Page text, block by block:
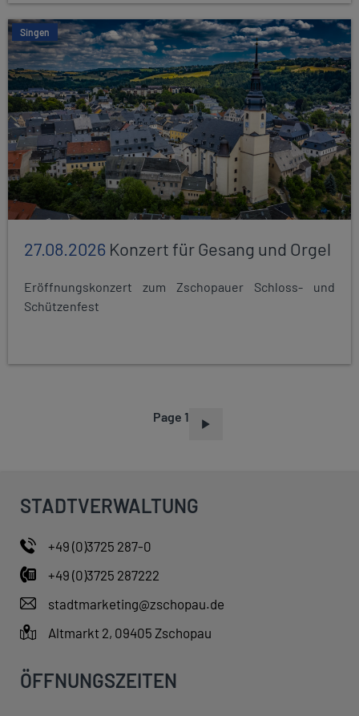
Singen
27.08.2026 Konzert für Gesang und Orgel
Eröffnungskonzert zum Zschopauer Schloss- und
Schützenfest
Page 1
STADTVERWALTUNG
+49 (0)3725 287-0
+49 (0)3725 287222
stadtmarketing@zschopau.de
Altmarkt 2, 09405 Zschopau
ÖFFNUNGSZEITEN